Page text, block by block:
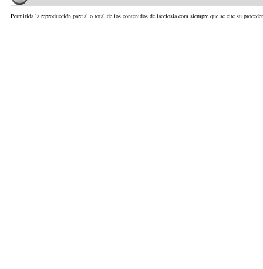
Permitida la reproducción parcial o total de los contenidos de lacelosia.com siempre que se cite su